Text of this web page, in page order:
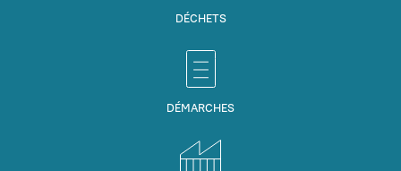
DÉCHETS
DÉMARCHES